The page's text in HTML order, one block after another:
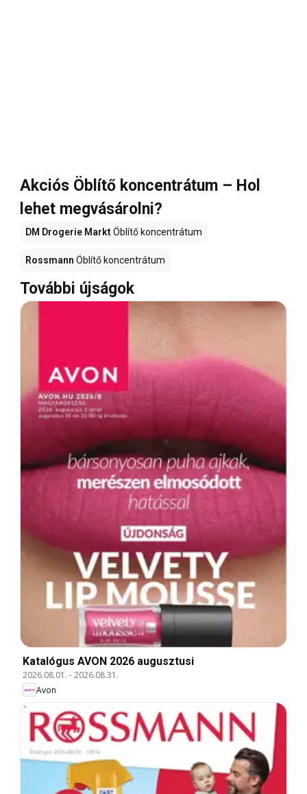
Akciós Öblítő koncentrátum – Hol
lehet megvásárolni?
DM Drogerie MarktÖblítő koncentrátum
Rossmann Öblítő koncentrátum
További újságok
Katalógus AVON 2026 augusztusi
2026.08.01. -2026.08.31.
Avon